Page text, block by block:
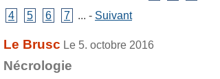
4
5 6 7 ... - Suivant
Le Brusc Le 5. octobre 2016
Nécrologie